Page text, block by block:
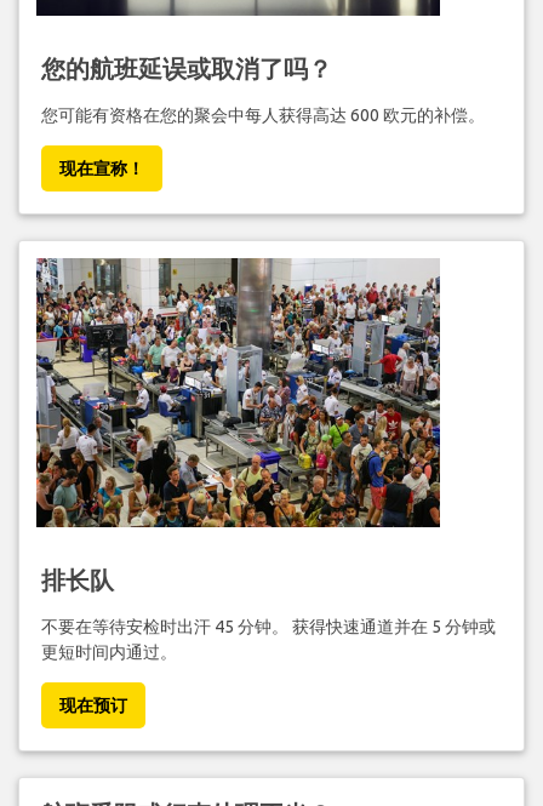
您的航班延误或取消了吗？
您可能有资格在您的聚会中每人获得高达 600 欧元的补偿。
现在宣称！
排长队
不要在等待安检时出汗 45 分钟。 获得快速通道并在 5 分钟或
更短时间内通过。
现在预订